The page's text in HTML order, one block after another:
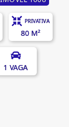
PRIVATIVA
80 M²
1 VAGA